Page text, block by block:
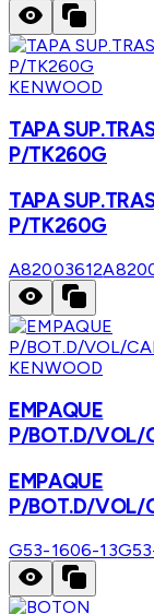
KENWOOD
TAPA
P/TK260G
TAPA
P/TK260G
A82003612
KENWOOD
EMPAQUE
P/BOT.D/VOL/
EMPAQUE
P/BOT.D/VOL/
G53-1606-13